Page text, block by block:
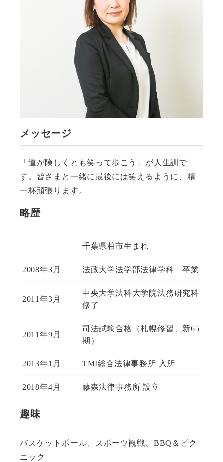
メッセージ
「道が険しくとも笑って歩こう」が人生訓で
す。皆さまと一緒に最後には笑えるように、精
一杯頑張ります。
略歴
千葉県柏市生まれ
2008年3月 法政大学法学部法律学科 卒業
2011年3月
中央大学法科大学院法務研究科
修了
2011年9月
司法試験合格（札幌修習、新65
期）
2013年1月 TMI総合法律事務所 入所
2018年4月 藤森法律事務所 設立
趣味
バスケットボール、スポーツ観戦、BBQ＆ピク
ニック